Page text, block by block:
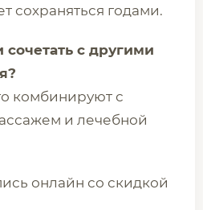
сохраняться годами.
с другими
комбинируют с
и лечебной
онлайн со скидкой